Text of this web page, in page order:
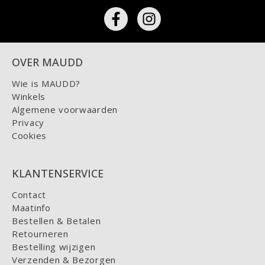
OVER MAUDD
Wie is MAUDD?
Winkels
Algemene voorwaarden
Privacy
Cookies
KLANTENSERVICE
Contact
Maatinfo
Bestellen & Betalen
Retourneren
Bestelling wijzigen
Verzenden & Bezorgen